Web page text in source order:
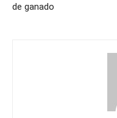
de ganado